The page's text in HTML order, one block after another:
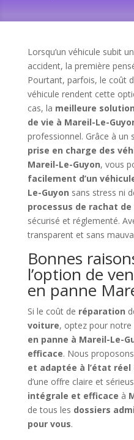
Lorsqu’un véhicule subit
accident, la première
Pourtant, parfois, le coût
véhicule rendent cette
cas, la meilleure
de vie à Mareil-Le-
professionnel. Grâce à un
prise en charge des
Mareil-Le-Guyon, vous
facilement d’un
Le-Guyon sans stress ni
processus de rachat
sécurisé et réglementé.
transparent et sans
Bonnes
l’option de
en panne
Si le coût de réparation
voiture, optez pour notre
en panne à Mareil-Le-
efficace. Nous
et adaptée à l’état
d’une offre claire et
intégrale et efficace à
de tous les dossiers
pour vous.